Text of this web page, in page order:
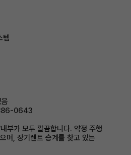
템
0643
부가 모두 깔끔합니다. 약정 주행
며, 장기렌트 승계를 찾고 있는